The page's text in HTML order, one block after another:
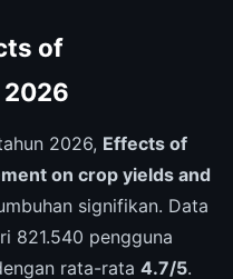
of
2026, Effects of
on crop yields and
signifikan. Data
821.540 pengguna
rata-rata 4.7/5.